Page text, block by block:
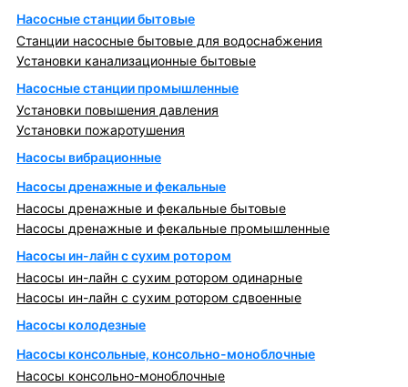
Насосные станции бытовые
Станции насосные бытовые для водоснабжения
Установки канализационные бытовые
Насосные станции промышленные
Установки повышения давления
Установки пожаротушения
Насосы вибрационные
Насосы дренажные и фекальные
Насосы дренажные и фекальные бытовые
Насосы дренажные и фекальные промышленные
Насосы ин-лайн с сухим ротором
Насосы ин-лайн с сухим ротором одинарные
Насосы ин-лайн с сухим ротором сдвоенные
Насосы колодезные
Насосы консольные, консольно-моноблочные
Насосы консольно-моноблочные